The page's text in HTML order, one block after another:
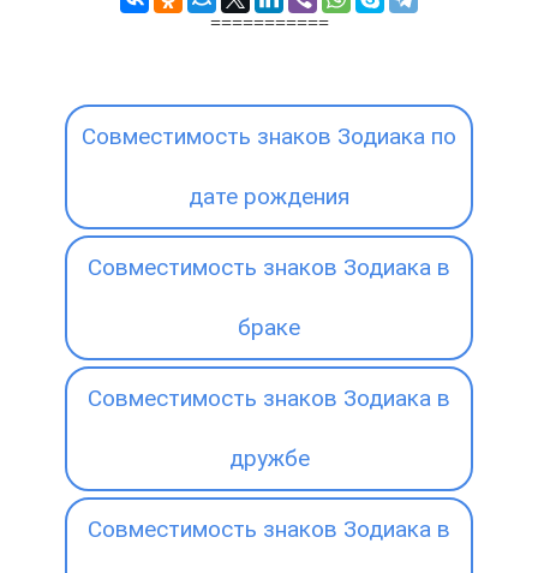
===========
Совместимость знаков Зодиака по
дате рождения
Совместимость знаков Зодиака в
браке
Совместимость знаков Зодиака в
дружбе
Совместимость знаков Зодиака в